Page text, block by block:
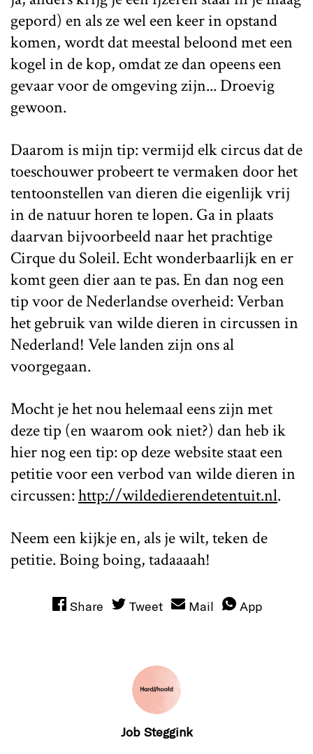
gepord) en als ze wel een keer in opstand
komen, wordt dat meestal beloond met een
kogel in de kop, omdat ze dan opeens een
gevaar voor de omgeving zijn... Droevig
gewoon.
Daarom is mijn tip: vermijd elk circus dat de
toeschouwer probeert te vermaken door het
tentoonstellen van dieren die eigenlijk vrij
in de natuur horen te lopen. Ga in plaats
daarvan bijvoorbeeld naar het prachtige
Cirque du Soleil. Echt wonderbaarlijk en er
komt geen dier aan te pas. En dan nog een
tip voor de Nederlandse overheid: Verban
het gebruik van wilde dieren in circussen in
Nederland! Vele landen zijn ons al
voorgegaan.
Mocht je het nou helemaal eens zijn met
deze tip (en waarom ook niet?) dan heb ik
hier nog een tip: op deze website staat een
petitie voor een verbod van wilde dieren in
circussen:http://wildedierendetentuit.nl.
Neem een kijkje en, als je wilt, teken de
petitie. Boing boing, tadaaaah!
Share Tweet Mail App
Job Steggink